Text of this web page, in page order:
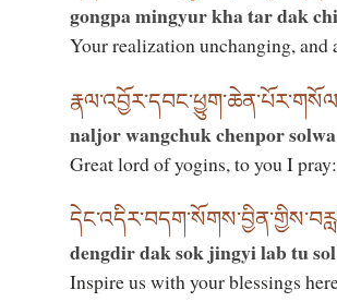
gongpa mingyur kha tar dak
Your realization unchanging, and
naljor wangchuk chenpor
Great lord of yogins, to you I pray:
dengdir dak sok jingyi lab tu sol
Inspire us with your blessings